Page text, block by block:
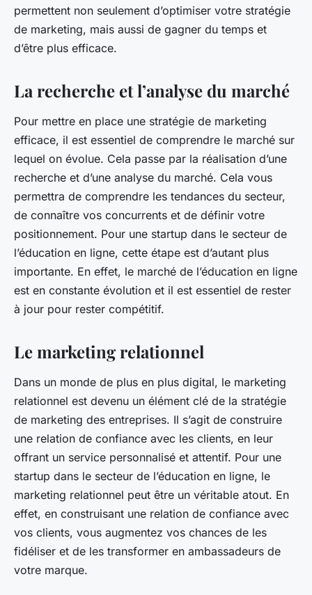
permettent non seulement d’optimiser votre stratégie
de marketing, mais aussi de gagner du temps et
d’être plus efficace.
La recherche et l’analyse du marché
Pour mettre en place une stratégie de marketing
efficace, il est essentiel de comprendre le marché sur
lequel on évolue. Cela passe par la réalisation d’une
recherche et d’une analyse du marché. Cela vous
permettra de comprendre les tendances du secteur,
de connaître vos concurrents et de définir votre
positionnement. Pour une startup dans le secteur de
l’éducation en ligne, cette étape est d’autant plus
importante. En effet, le marché de l’éducation en ligne
est en constante évolution et il est essentiel de rester
à jour pour rester compétitif.
Le marketing relationnel
Dans un monde de plus en plus digital, le marketing
relationnel est devenu un élément clé de la stratégie
de marketing des entreprises. Il s’agit de construire
une relation de confiance avec les clients, en leur
offrant un service personnalisé et attentif. Pour une
startup dans le secteur de l’éducation en ligne, le
marketing relationnel peut être un véritable atout. En
effet, en construisant une relation de confiance avec
vos clients, vous augmentez vos chances de les
fidéliser et de les transformer en ambassadeurs de
votre marque.